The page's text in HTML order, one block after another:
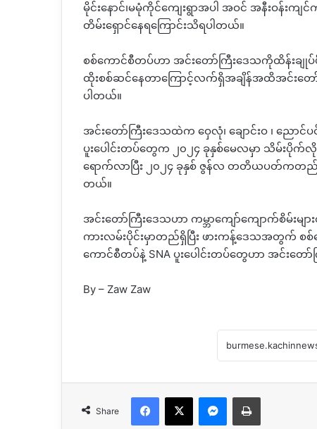
မိုင်းနောင်၊မမုံကိုင်ကျေးရွာအပါ အဝင် အနီးဝန်းကျ
တိမ်းရှောင်နေရကြောင်းသိရပါတယ်။
စစ်ကောင်စီတပ်ဟာ အင်းတော်ကြီးဒေသကိုထိန်းခ
ထိုးစစ်ဆင်နေတာကြောင့်လက်ရှိအချိန်အထိအင်းတော်
ပါတယ်။
အင်းတော်ကြီးဒေသထဲက ဝှေလုံ၊ ချောင်းဝ ၊ ညေ
ပူးပေါင်းတပ်တွေက ၂၀၂၄ ခုနှစ်မေလမှာ သိမ်းပိုက်
ရောက်လာပြီး ၂၀၂၄ ခုနှစ် ဇွန်လ တတိယပတ်ကတည်း
တယ်။
အင်းတော်ကြီးဒေသဟာ ကမ္ဘာကျော်ကျောက်စိမ်း
ကားလမ်းပိုင်းမှာတည်ရှိပြီး ဖားကန့်ဒေသအတွက် စစ်
ကောင်စီတပ်နဲ့ SNA ပူးပေါင်းတပ်တွေဟာ အင်းတေ
By – Zaw Zaw
Share
Facebook
X Messenger
Print